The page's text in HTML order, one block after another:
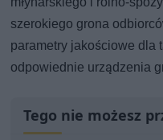
szerokiego grona
parametry jakościowe dla
odpowiednie urządzenia
Tego nie możesz